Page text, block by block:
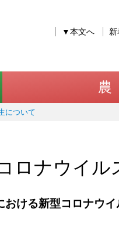
▼本文へ
について
ロナウイル
ける新型コロナウ